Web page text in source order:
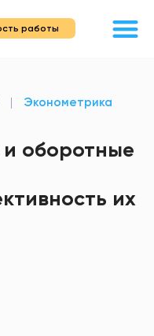
работы
| Эконометрика
оборотные
их